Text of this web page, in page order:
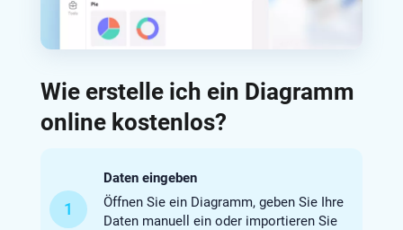
Wie erstelle ich ein Diagramm
online kostenlos?
1
Daten eingeben
Öffnen Sie ein Diagramm, geben Sie Ihre
Daten manuell ein oder importieren Sie